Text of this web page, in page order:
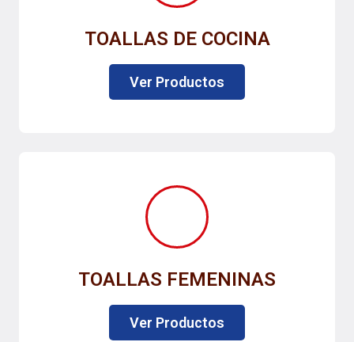
TOALLAS DE COCINA
Ver Productos
TOALLAS FEMENINAS
Ver Productos